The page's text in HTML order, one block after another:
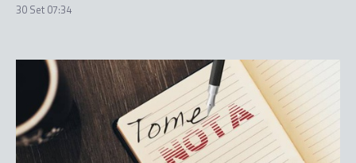
30 Set 07:34